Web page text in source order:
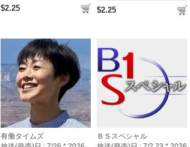
$2.25 $2.25
有働タイムズ
ＢＳスペシャル